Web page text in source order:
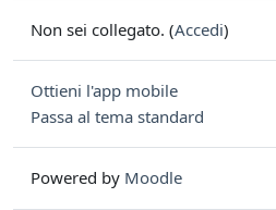
Non sei collegato. (Accedi)
Ottieni l'app mobile
Passa al tema standard
Powered by Moodle